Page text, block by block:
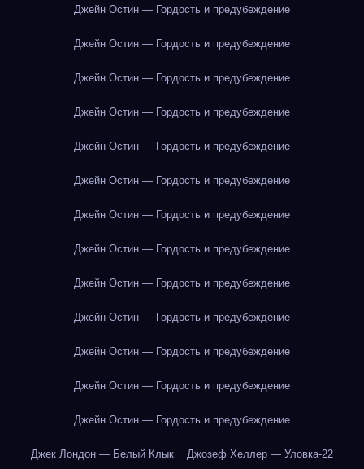
Джейн Остин — Гордость и предубеждение
Джейн Остин — Гордость и предубеждение
Джейн Остин — Гордость и предубеждение
Джейн Остин — Гордость и предубеждение
Джейн Остин — Гордость и предубеждение
Джейн Остин — Гордость и предубеждение
Джейн Остин — Гордость и предубеждение
Джейн Остин — Гордость и предубеждение
Джейн Остин — Гордость и предубеждение
Джейн Остин — Гордость и предубеждение
Джейн Остин — Гордость и предубеждение
Джейн Остин — Гордость и предубеждение
Джейн Остин — Гордость и предубеждение
Джек Лондон — Белый Клык Джозеф Хеллер — Уловка-22